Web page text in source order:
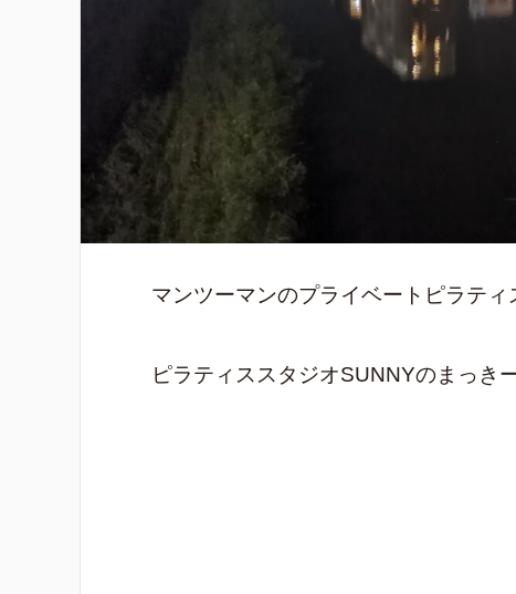
マンツーマンのプライベートピラティ
ピラティススタジオSUNNYのまっきー